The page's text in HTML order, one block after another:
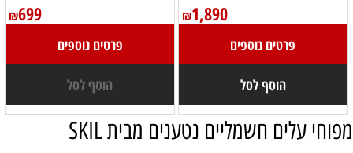
₪1,890
פרטים נוספים
הוסף לסל
₪699
פרטים נוספים
הוסף לסל
מפוחי עלים חשמליים נטענים מבית SKIL